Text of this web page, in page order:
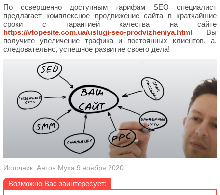
По совершенно доступным тарифам SEO специалист
предлагает комплексное продвижение сайта в кратчайшие
сроки с гарантией качества на сайте
https://vtopesite.com.ua/uslugi-seo-prodvizheniya.html. Вы
получите увеличение трафика и постоянных клиентов, а,
следовательно, успешное развитие своего дела!
Источник: Антон Муха 9 ноября 2020
Возможно Вас заинтересует: